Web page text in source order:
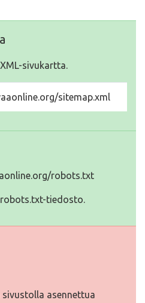
sivukartta.
sitemap.xml
robots.txt
tiedosto.
asennettua